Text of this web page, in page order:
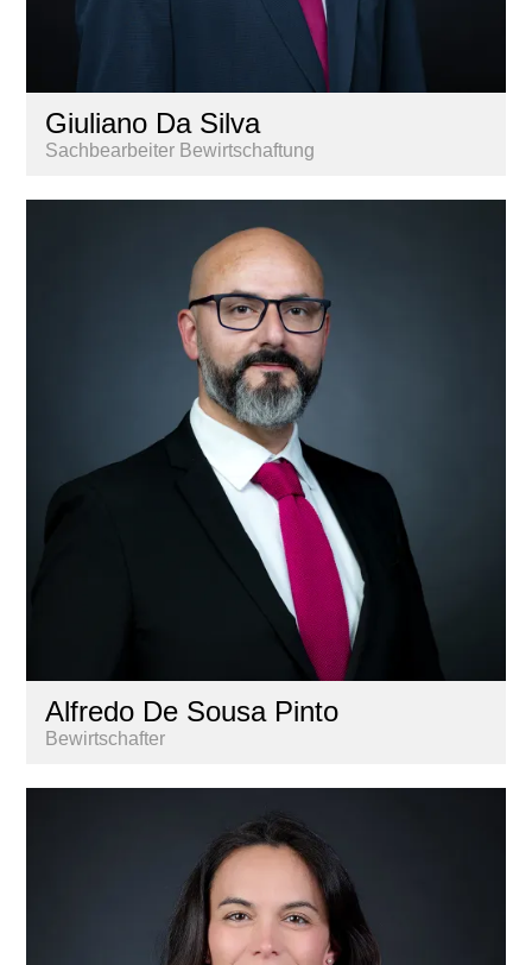
Giuliano Da Silva
Sachbearbeiter Bewirtschaftung
Alfredo De Sousa Pinto
Bewirtschafter